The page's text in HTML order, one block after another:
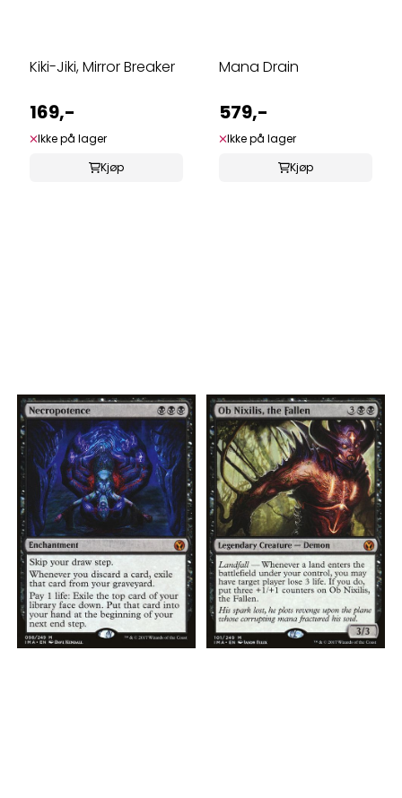
Kiki-Jiki, Mirror Breaker
169,-
Ikke på lager
Kjøp
Mana Drain
579,-
Ikke på lager
Kjøp